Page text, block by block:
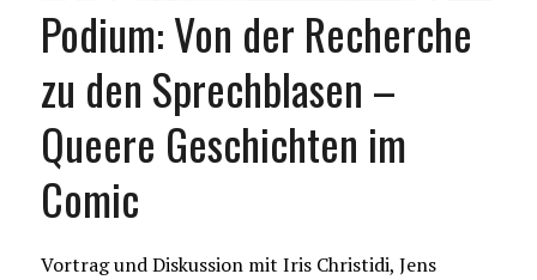
Podium: Von der Recherche
zu den Sprechblasen –
Queere Geschichten im
Comic
Vortrag und Diskussion mit Iris Christidi, Jens